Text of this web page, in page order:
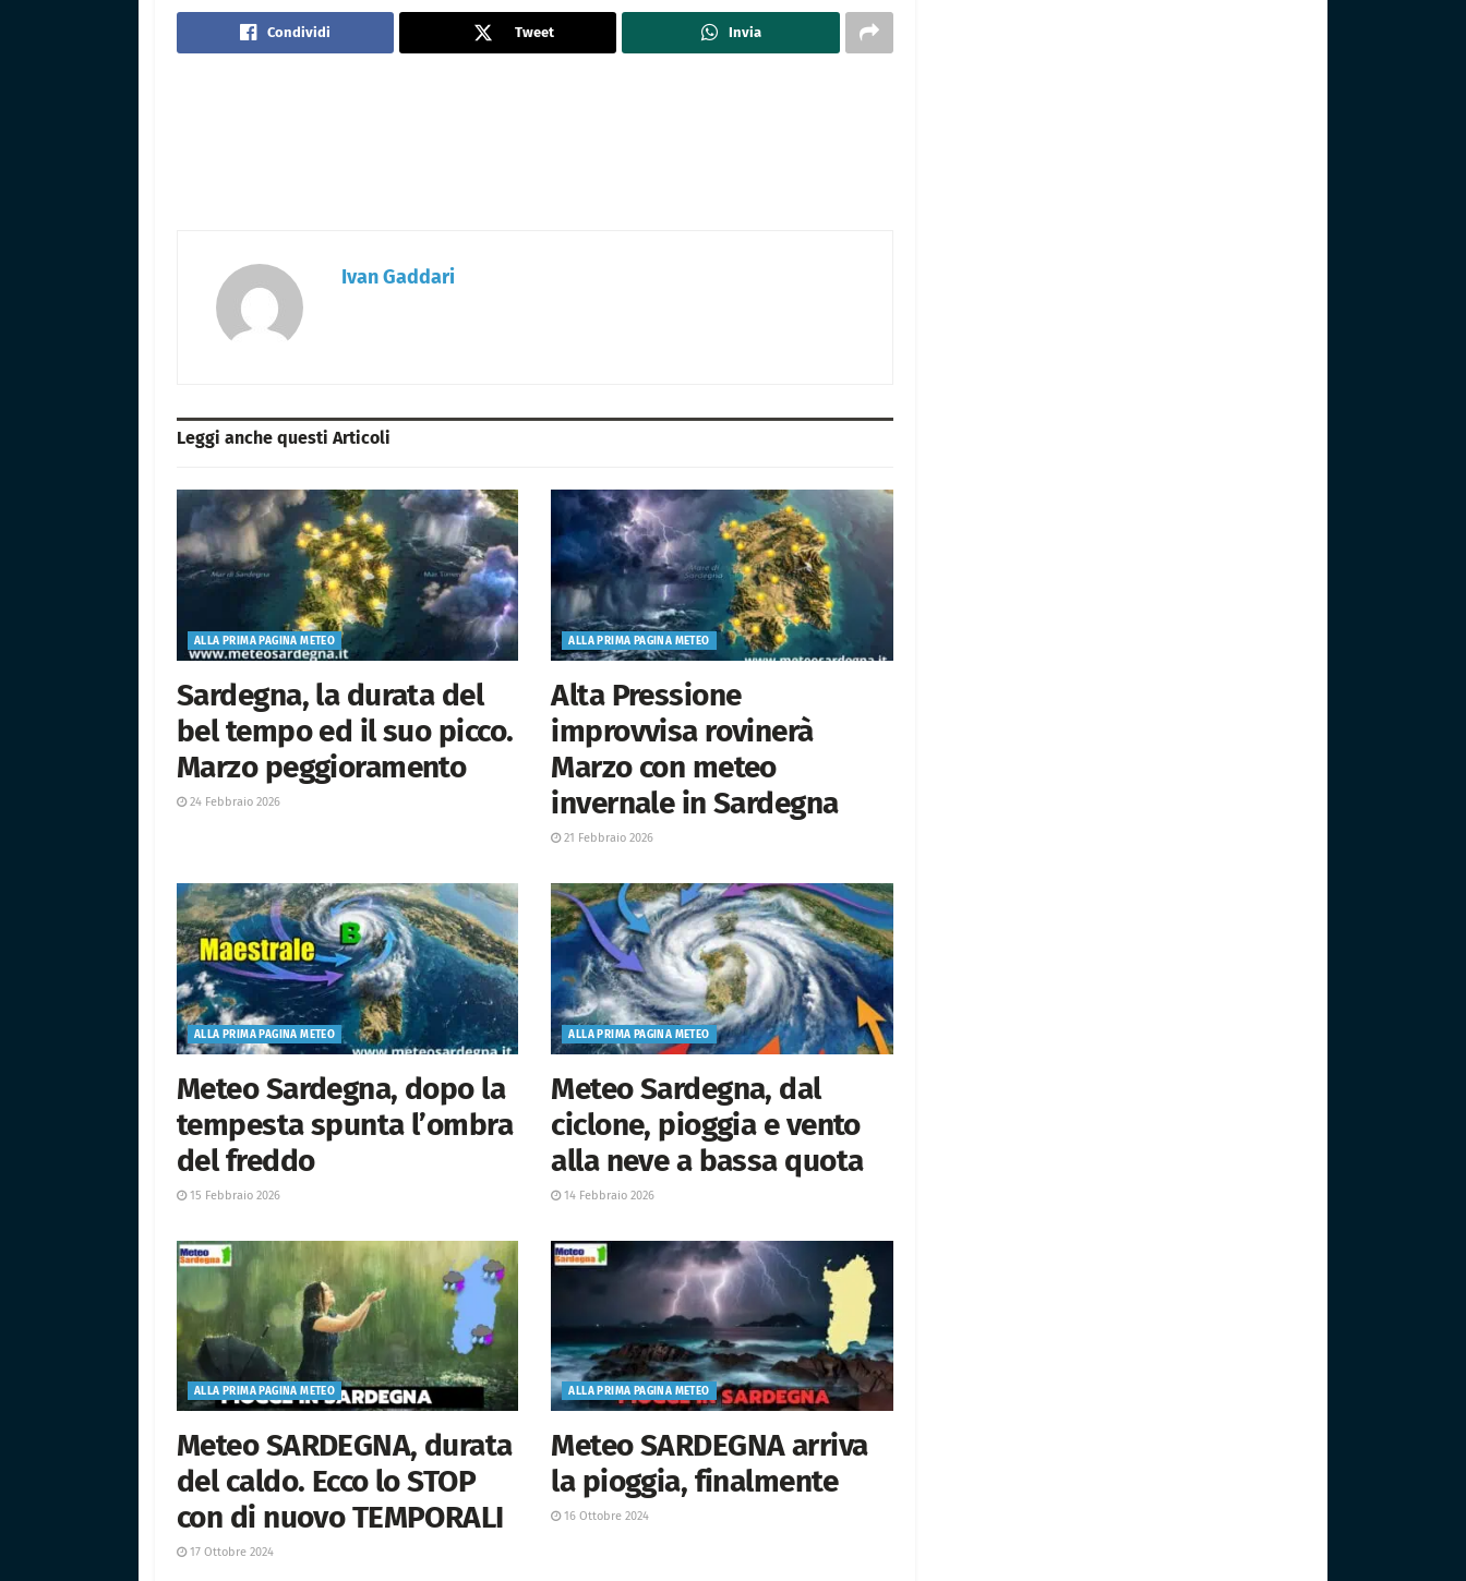
Condividi Tweet Invia
Ivan Gaddari
Leggi anche questi Articoli
ALLA PRIMA PAGINA METEO
Sardegna, la durata del
bel tempo ed il suo picco.
Marzo peggioramento
24 Febbraio 2026
ALLA PRIMA PAGINA METEO
Alta Pressione
improvvisa rovinerà
Marzo con meteo
invernale in Sardegna
21 Febbraio 2026
ALLA PRIMA PAGINA METEO
Meteo Sardegna, dopo la
tempesta spunta l’ombra
del freddo
15 Febbraio 2026
ALLA PRIMA PAGINA METEO
Meteo Sardegna, dal
ciclone, pioggia e vento
alla neve a bassa quota
14 Febbraio 2026
ALLA PRIMA PAGINA METEO
Meteo SARDEGNA, durata
del caldo. Ecco lo STOP
con di nuovo TEMPORALI
17 Ottobre 2024
ALLA PRIMA PAGINA METEO
Meteo SARDEGNA arriva
la pioggia, finalmente
16 Ottobre 2024